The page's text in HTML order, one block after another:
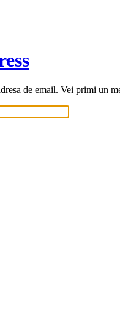
de email. Vei primi un